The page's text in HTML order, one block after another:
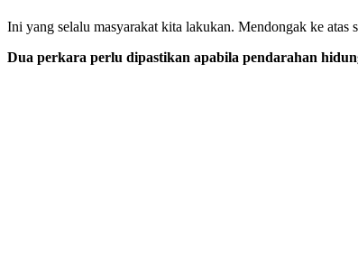
Ini yang selalu masyarakat kita lakukan. Mendongak ke atas
Dua perkara perlu dipastikan apabila pendarahan